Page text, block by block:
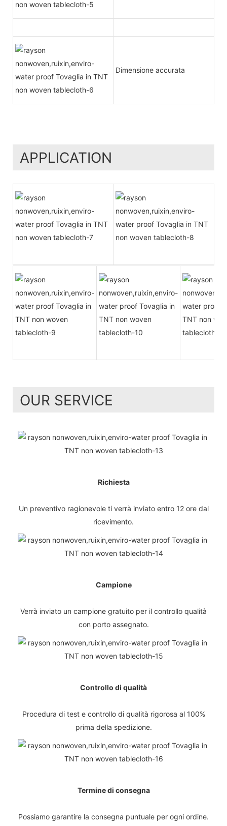
Dimensione accurata
APPLICATION
OUR SERVICE
Richiesta
Un preventivo ragionevole ti verrà inviato entro 12 ore dal
ricevimento.
Campione
Verrà inviato un campione gratuito per il controllo qualità
con porto assegnato.
Controllo di qualità
Procedura di test e controllo di qualità rigorosa al 100%
prima della spedizione.
Termine di consegna
Possiamo garantire la consegna puntuale per ogni ordine.